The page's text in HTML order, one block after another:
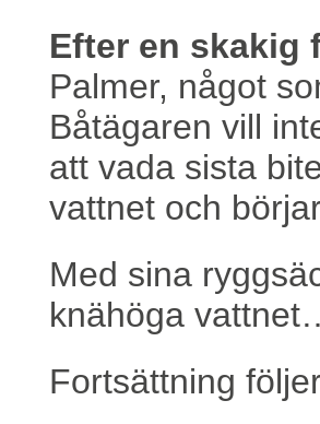
Efter en skakig
Palmer, något
Båtägaren vill
att vada sista
vattnet och
Med sina
knähöga
Fortsättning